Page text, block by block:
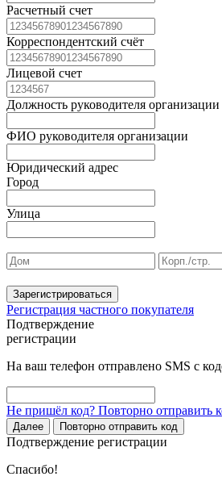
Расчетный счет
Корреспондентский счёт
Лицевой счет
Должность руководителя организации
ФИО руководителя организации
Юридический адрес
Город
Улица
Зарегистрироваться
Регистрация частного покупателя
Подтверждение
регистрации
На ваш телефон отправлено SMS с
Не пришёл код? Повторно отправить
Далее Повторно отправить код
Подтверждение регистрации
Спасибо!